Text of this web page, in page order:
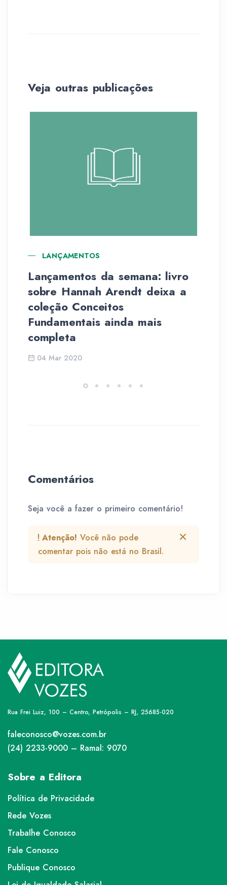
Veja outras publicações
LANÇAMENTOS
Lançamentos da semana: livro
sobre Hannah Arendt deixa a
coleção Conceitos
Fundamentais ainda mais
completa
04 Mar 2020
Comentários
Seja você a fazer o primeiro comentário!
Atenção! Você não pode
comentar pois não está no Brasil.
Rua Frei Luiz, 100 – Centro, Petrópolis – RJ, 25685-020
faleconosco@vozes.com.br
(24) 2233-9000 – Ramal: 9070
Sobre a Editora
Política de Privacidade
Rede Vozes
Trabalhe Conosco
Fale Conosco
Publique Conosco